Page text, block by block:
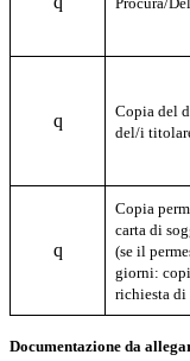
q
Copia del
del/i
q
Copia
carta di
(se il
giorni:
richiesta
Documentazione da